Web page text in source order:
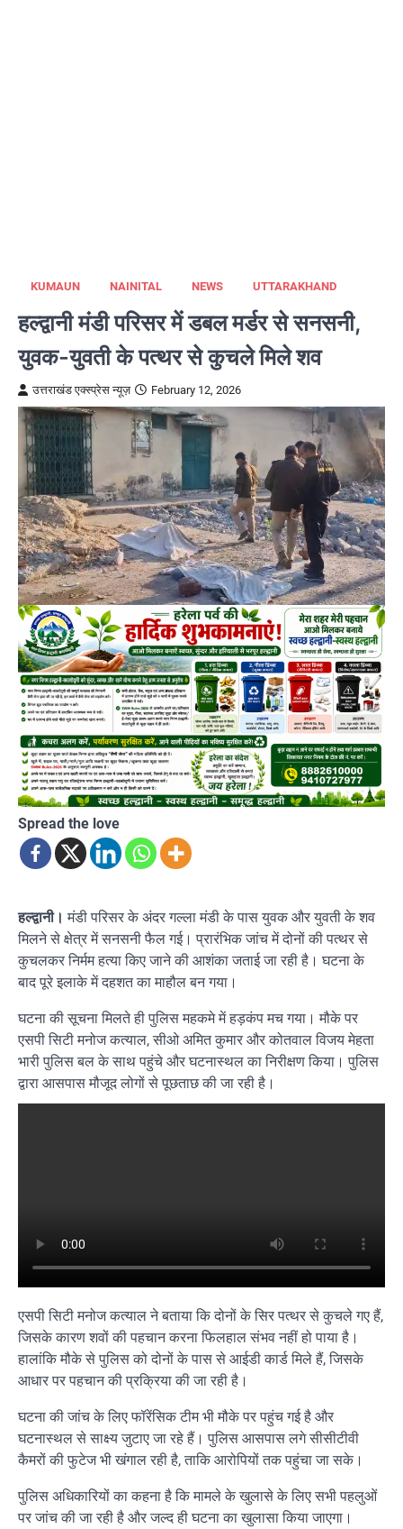
KUMAUN NAINITAL NEWS UTTARAKHAND
हल्द्वानी मंडी परिसर में डबल मर्डर से सनसनी,
युवक-युवती के पत्थर से कुचले मिले शव
उत्तराखंड एक्स्प्रेस न्यूज़ February 12, 2026
Spread the love
हल्द्वानी। मंडी परिसर के अंदर गल्ला मंडी के पास युवक और युवती के शव
मिलने से क्षेत्र में सनसनी फैल गई। प्रारंभिक जांच में दोनों की पत्थर से
कुचलकर निर्मम हत्या किए जाने की आशंका जताई जा रही है। घटना के
बाद पूरे इलाके में दहशत का माहौल बन गया।
घटना की सूचना मिलते ही पुलिस महकमे में हड़कंप मच गया। मौके पर
एसपी सिटी मनोज कत्याल, सीओ अमित कुमार और कोतवाल विजय मेहता
भारी पुलिस बल के साथ पहुंचे और घटनास्थल का निरीक्षण किया। पुलिस
द्वारा आसपास मौजूद लोगों से पूछताछ की जा रही है।
एसपी सिटी मनोज कत्याल ने बताया कि दोनों के सिर पत्थर से कुचले गए हैं,
जिसके कारण शवों की पहचान करना फिलहाल संभव नहीं हो पाया है।
हालांकि मौके से पुलिस को दोनों के पास से आईडी कार्ड मिले हैं, जिसके
आधार पर पहचान की प्रक्रिया की जा रही है।
घटना की जांच के लिए फॉरेंसिक टीम भी मौके पर पहुंच गई है और
घटनास्थल से साक्ष्य जुटाए जा रहे हैं। पुलिस आसपास लगे सीसीटीवी
कैमरों की फुटेज भी खंगाल रही है, ताकि आरोपियों तक पहुंचा जा सके।
पुलिस अधिकारियों का कहना है कि मामले के खुलासे के लिए सभी पहलुओं
पर जांच की जा रही है और जल्द ही घटना का खुलासा किया जाएगा।